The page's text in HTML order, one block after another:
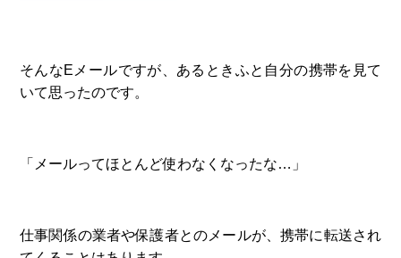
そんなEメールですが、あるときふと自分の携帯を見て
いて思ったのです。
「メールってほとんど使わなくなったな…」
仕事関係の業者や保護者とのメールが、携帯に転送され